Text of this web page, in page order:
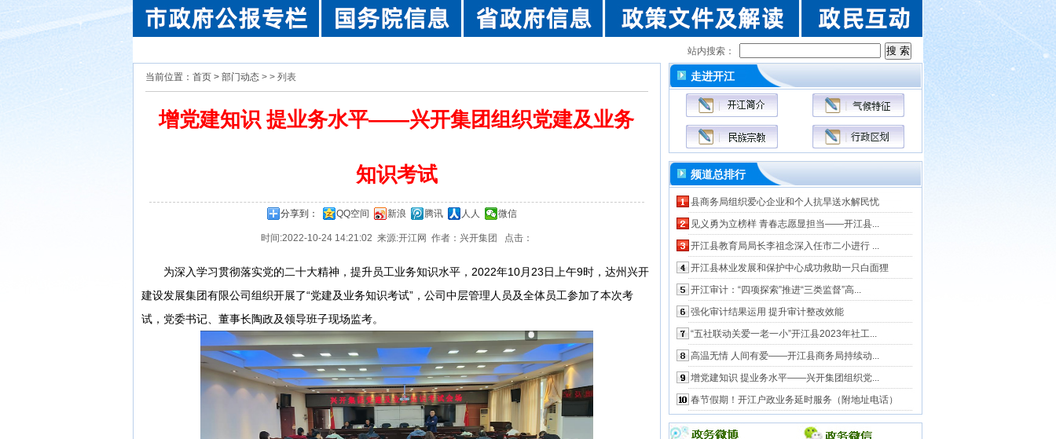
站内搜索：
当前位置：首页 > 部门动态> > 列表
增党建知识 提业务水平——兴开集团组织党建及业务
知识考试
分享到： QQ空间 新浪 腾讯 人人 微信
时间:2022-10-24 14:21:02 来源:开江网 作者：兴开集团 点击：
为深入学习贯彻落实党的二十大精神，提升员工业务知识水平，2022年10月23日上午9时，达州兴开
建设发展集团有限公司组织开展了“党建及业务知识考试”，公司中层管理人员及全体员工参加了本次考
试，党委书记、董事长陶政及领导班子现场监考。
走进开江
频道总排行
县商务局组织爱心企业和个人抗旱送水解民忧
见义勇为立榜样 青春志愿显担当——开江县...
开江县教育局局长李祖念深入任市二小进行 ...
开江县林业发展和保护中心成功救助一只白面狸
开江审计：“四项探索”推进“三类监督”高...
强化审计结果运用 提升审计整改效能
“五社联动关爱一老一小”开江县2023年社工...
高温无情 人间有爱——开江县商务局持续动...
增党建知识 提业务水平——兴开集团组织党...
春节假期！开江户政业务延时服务（附地址电话）